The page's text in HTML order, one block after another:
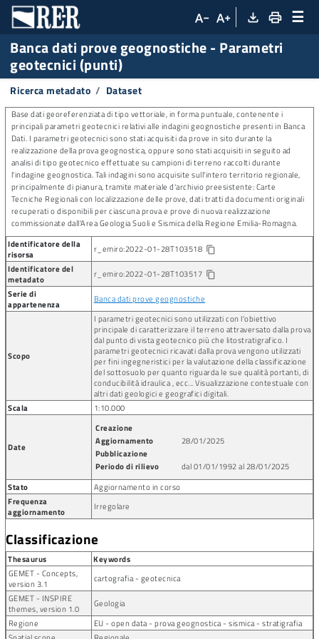
text_decrease text_increase file_download print
☰
Banca dati prove geognostiche- Parametri
geotecnici (punti)
Ricerca metadato Dataset
Base dati georeferenziata di tipo vettoriale, in forma puntuale, contenente i
principali parametri geotecnici relativi alle indagini geognostiche presenti in Banca
Dati. I parametri geotecnici sono stati acquisiti da prove in sito durante la
realizzazione della prova geognostica, oppure sono stati acquisiti in seguito ad
analisi di tipo geotecnico effettuate su campioni di terreno raccolti durante
l'indagine geognostica. Tali indagini sono acquisite sull'intero territorio regionale,
principalmente di pianura, tramite materiale d'archivio preesistente: Carte
Tecniche Regionali con localizzazione delle prove, dati tratti da documenti originali
recuperati o disponibili per ciascuna prova e prove di nuova realizzazione
commissionate dall'Area Geologia Suoli e Sismica della Regione Emilia-Romagna.
Identificatore della
risorsa
r_emiro:2022-01-28T103518 content_copy
Identificatore del
metadato
r_emiro:2022-01-28T103517 content_copy
Serie di
appartenenza
Banca dati prove geognostiche
Scopo
I parametri geotecnici sono utilizzati con l'obiettivo
principale di caratterizzare il terreno attraversato dalla prova
dal punto di vista geotecnico più che litostratigrafico. I
parametri geotecnici ricavati dalla prova vengono utilizzati
per fini ingegneristici per la valutazione della classificazione
del sottosuolo per quanto riguarda le sue qualità portanti, di
conducibilità idraulica , ecc... Visualizzazione contestuale con
altri dati geologici e geografici digitali.
Scala
1:10.000
Date
Creazione
Aggiornamento
28/01/2025
Pubblicazione
Periodo di rilievo
dal 01/01/1992 al 28/01/2025
Stato
Aggiornamento in corso
Frequenza
aggiornamento
Irregolare
Classificazione
Thesaurus
Keywords
GEMET - Concepts,
version 3.1
cartografia - geotecnica
GEMET - INSPIRE
themes, version 1.0
Geologia
Regione
EU - open data - prova geognostica - sismica - stratigrafia